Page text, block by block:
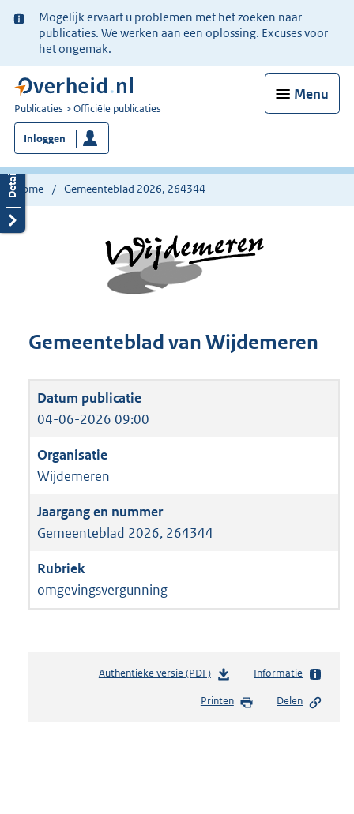
Ter
informatie:
Mogelijk ervaart u problemen met het zoeken naar
publicaties. We werken aan een oplossing. Excuses voor
het ongemak.
Menu
U
bent
nu
hier:
Publicaties Officiële publicaties
Inloggen
Home Gemeenteblad 2026, 264344
Gemeenteblad van Wijdemeren
04-06-2026 09:00
Wijdemeren
Gemeenteblad 2026, 264344
omgevingsvergunning
Authentieke versie (PDF)b
s
Informatie
Printen Delen